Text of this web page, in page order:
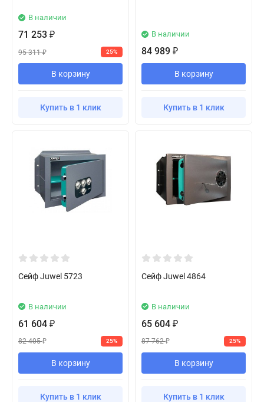
В наличии
71 253 ₽
95 311₽ 25%
В корзину
Купить в 1 клик
В наличии
84 989 ₽
В корзину
Купить в 1 клик
Сейф Juwel 5723
В наличии
61 604 ₽
82 405₽ 25%
В корзину
Купить в 1 клик
Сейф Juwel 4864
В наличии
65 604 ₽
87 762₽ 25%
В корзину
Купить в 1 клик